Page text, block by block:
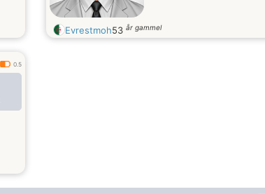
Evrestmoh53 år gammel
0.5